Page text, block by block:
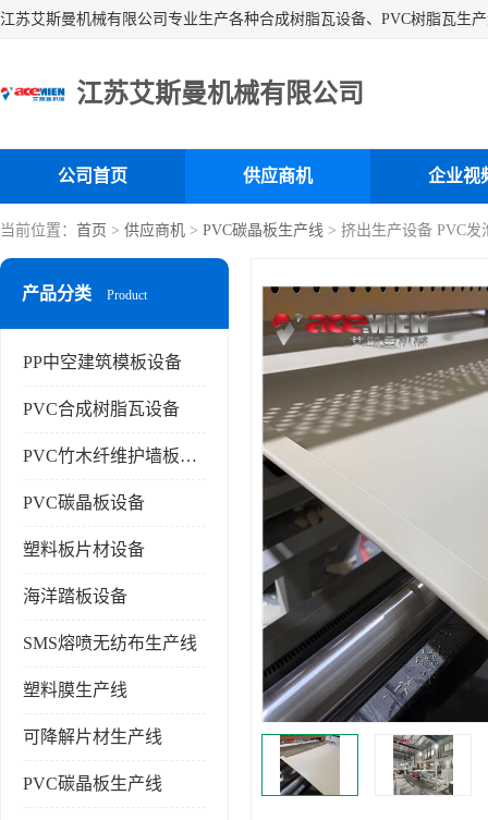
江苏艾斯曼机械有限公司
公司首页 供应商机 企业视
当前位置： 首页 > 供应商机 > PVC碳晶板生产线 > 挤出生产设备 PVC
产品分类 Product
PP中空建筑模板设备
PVC合成树脂瓦设备
PVC竹木纤维护墙板设备
PVC碳晶板设备
塑料板片材设备
海洋踏板设备
SMS熔喷无纺布生产线
塑料膜生产线
可降解片材生产线
PVC碳晶板生产线